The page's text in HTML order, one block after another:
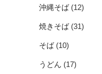
沖縄そば(12)
焼きそば(31)
そば(10)
うどん (17)